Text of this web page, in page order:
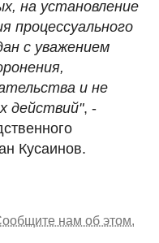
на установление
процессуального
с уважением
и не
действий", -
Кусаинов.
нам об этом.